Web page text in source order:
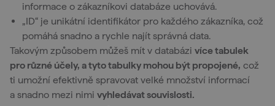
informace o zákazníkovi databáze uchovává.
„ID“ je unikátní identifikátor pro každého zákazníka, což
pomáhá snadno a rychle najít správná data.
Takovým způsobem můžeš mít v databázi více tabulek
pro různé účely, a tyto tabulky mohou být propojené, což
ti umožní efektivně spravovat velké množství informací
a snadno mezi nimi vyhledávat souvislosti.